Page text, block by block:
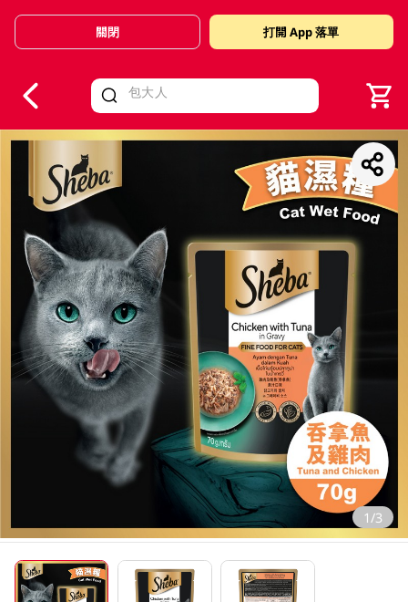
Valid Until 30 June 2026
關閉 打開 App 落單
1/3